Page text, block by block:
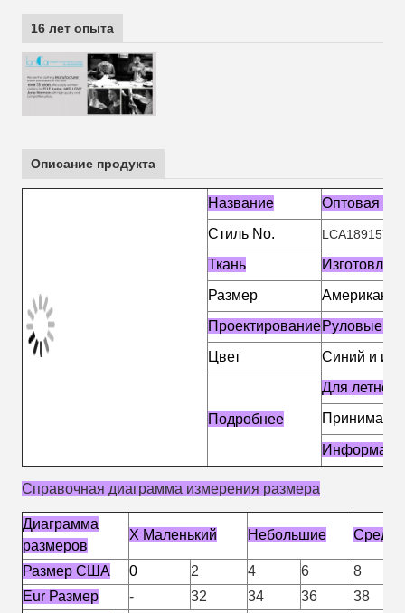
16 лет опыта
Описание продукта
Название
Оптовая
Стиль No.
LCA189157
Ткань
Размер
ПроектированиеРуловые
Цвет
Синий и
Подробнее
Для
Справочная диаграмма измерения размера
Диаграмма
размеров
X Маленький Небольшие
Размер США 0 2 4 6
8
Eur Размер
- 32 34 36
38